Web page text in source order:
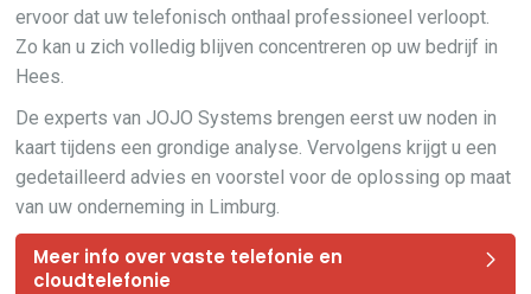
ervoor dat uw telefonisch onthaal professioneel verloopt.
Zo kan u zich volledig blijven concentreren op uw bedrijf in
Hees.
De experts van JOJO Systems brengen eerst uw noden in
kaart tijdens een grondige analyse. Vervolgens krijgt u een
gedetailleerd advies en voorstel voor de oplossing op maat
van uw onderneming in Limburg.
Meer info over vaste telefonie en
cloudtelefonie